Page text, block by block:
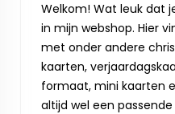
Welkom! Wat leuk dat
in mijn webshop. Hier
met onder andere
kaarten,
formaat, mini kaarten
altijd wel een